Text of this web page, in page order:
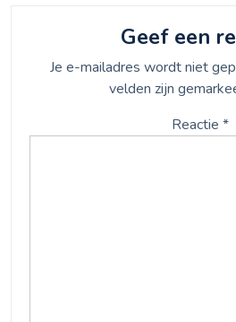
Geef een
Je e-mailadres wordt niet
velden zijn
Reactie *